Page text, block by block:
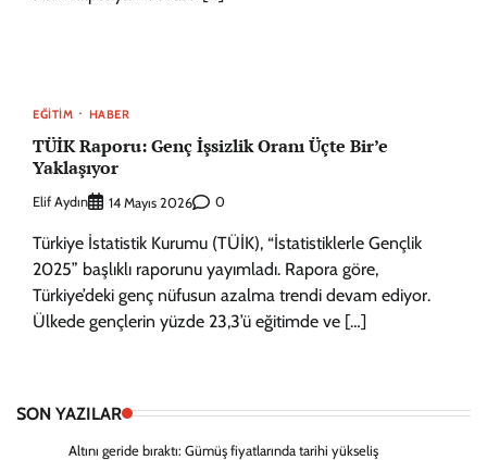
EĞITIM HABER
TÜİK Raporu: Genç İşsizlik Oranı Üçte Bir’e
Yaklaşıyor
Elif Aydın 14 Mayıs 2026 0
Türkiye İstatistik Kurumu (TÜİK), “İstatistiklerle Gençlik
2025” başlıklı raporunu yayımladı. Rapora göre,
Türkiye’deki genç nüfusun azalma trendi devam ediyor.
Ülkede gençlerin yüzde 23,3’ü eğitimde ve […]
SON YAZILAR
Altını geride bıraktı: Gümüş fiyatlarında tarihi yükseliş